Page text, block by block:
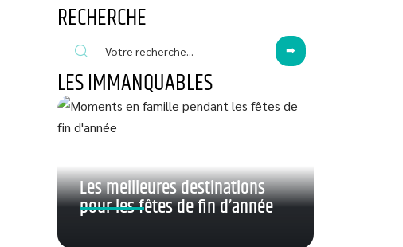
RECHERCHE
LES IMMANQUABLES
Les meilleures destinations
pour les fêtes de fin d’année